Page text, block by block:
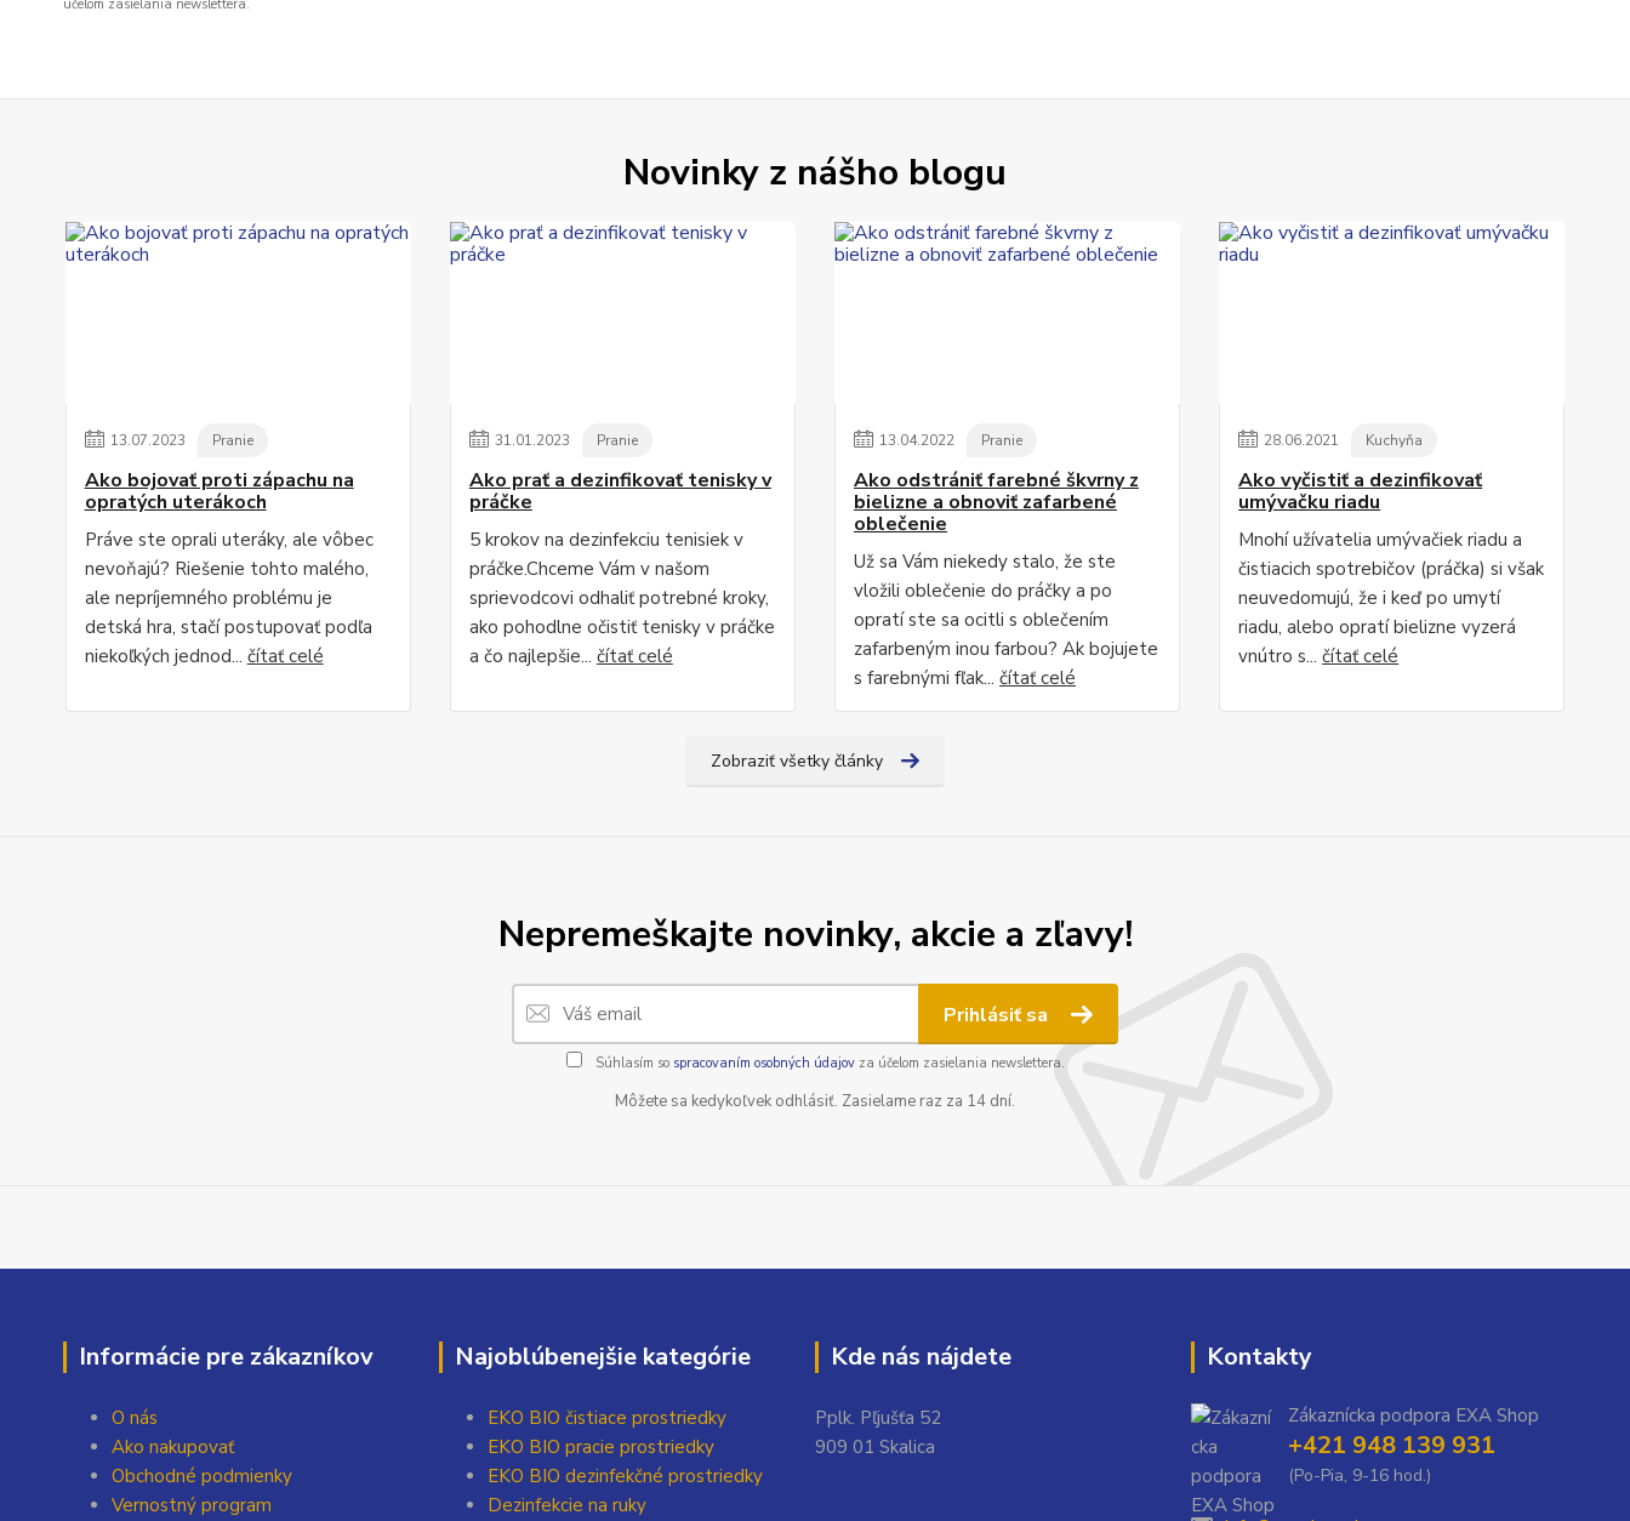
účelom zasielania newslettera.
Novinky z nášho blogu
13.07.2023 Pranie
Ako bojovať proti zápachu na
opratých uterákoch
Práve ste oprali uteráky, ale vôbec
nevoňajú? Riešenie tohto malého,
ale nepríjemného problému je
detská hra, stačí postupovať podľa
niekoľkých jednod... čítať celé
31.01.2023 Pranie
Ako prať a dezinfikovať tenisky v
práčke
5 krokov na dezinfekciu tenisiek v
práčke.Chceme Vám v našom
sprievodcovi odhaliť potrebné kroky,
ako pohodlne očistiť tenisky v práčke
a čo najlepšie... čítať celé
13.04.2022 Pranie
Ako odstrániť farebné škvrny z
bielizne a obnoviť zafarbené
oblečenie
Už sa Vám niekedy stalo, že ste
vložili oblečenie do práčky a po
opratí ste sa ocitli s oblečením
zafarbeným inou farbou? Ak bojujete
s farebnými fľak... čítať celé
28.06.2021 Kuchyňa
Ako vyčistiť a dezinfikovať
umývačku riadu
Mnohí užívatelia umývačiek riadu a
čistiacich spotrebičov (práčka) si však
neuvedomujú, že i keď po umytí
riadu, alebo opratí bielizne vyzerá
vnútro s...čítať celé
Zobraziť všetky články
Nepremeškajte novinky, akcie a zľavy!
Prihlásiť sa
Súhlasím so spracovaním osobných údajovza účelom zasielania newslettera.
Môžete sa kedykoľvek odhlásiť. Zasielame raz za 14 dní.
Informácie pre zákazníkov
O nás
Ako nakupovať
Obchodné podmienky
Vernostný program
Najoblúbenejšie kategórie
EKO BIO čistiace prostriedky
EKO BIO pracie prostriedky
EKO BIO dezinfekčné prostriedky
Dezinfekcie na ruky
Kde nás nájdete
Pplk. Pľjušťa 52
909 01 Skalica
Kontakty
Zákaznícka podpora EXA Shop
+421 948 139 931
(Po-Pia, 9-16 hod.)